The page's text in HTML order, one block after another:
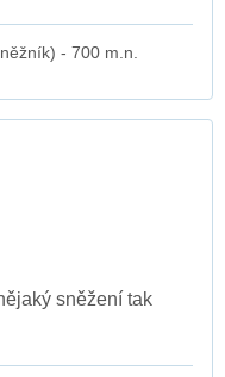
- 700 m.n.
sněžení tak